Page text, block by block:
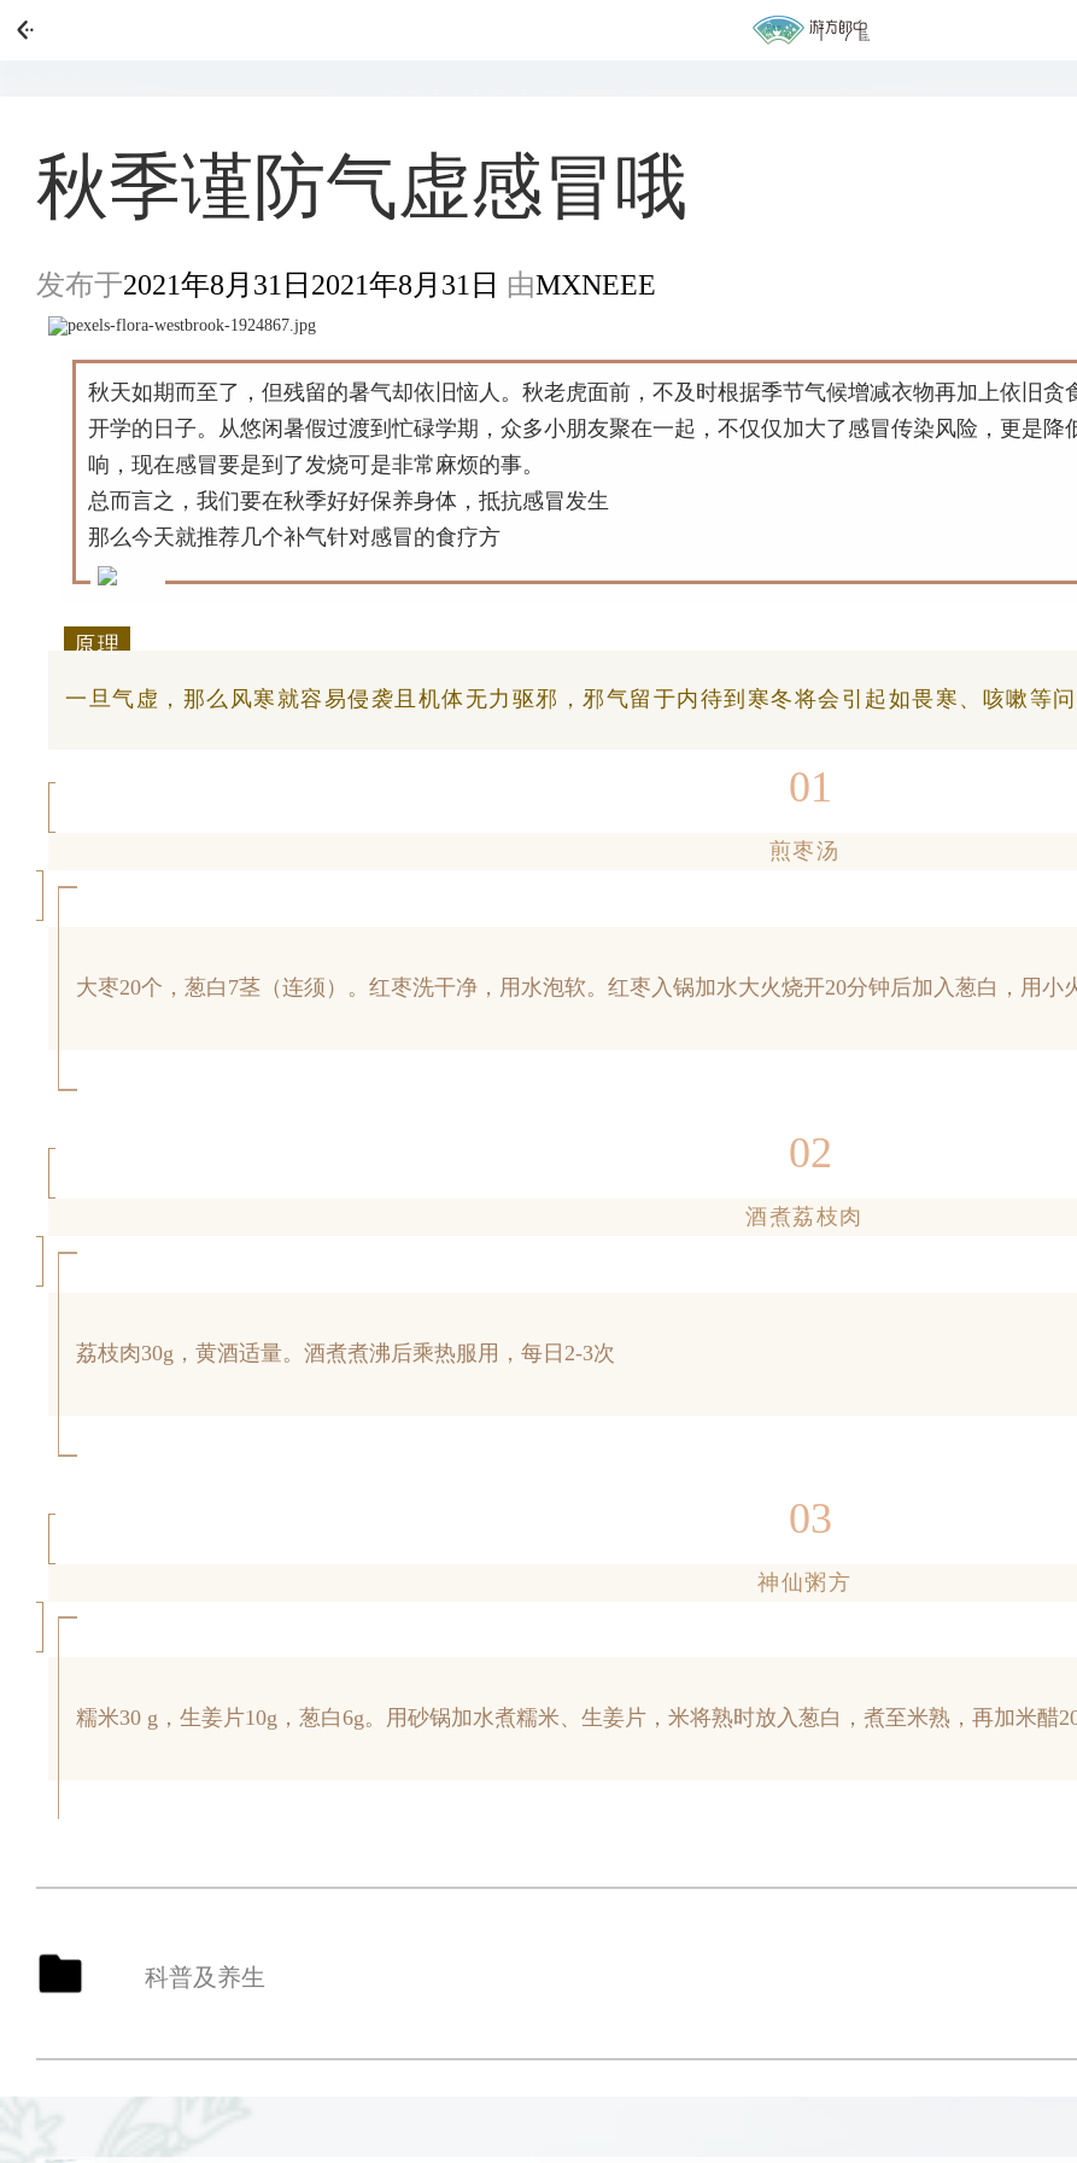
秋季谨防气虚感冒哦
发布于2021年8月31日 2021年8月31日 由MXNEEE
秋天如期而至了，但残留的暑气却依旧恼人。秋老虎面前，不及时根据季节气候增减衣物再加上依旧贪
开学的日子。从悠闲暑假过渡到忙碌学期，众多小朋友聚在一起，不仅仅加大了感冒传染风险，更是降
响，现在感冒要是到了发烧可是非常麻烦的事。
总而言之，我们要在秋季好好保养身体，抵抗感冒发生
那么今天就推荐几个补气针对感冒的食疗方
原理
一旦气虚，那么风寒就容易侵袭且机体无力驱邪，邪气留于内待到寒冬将会引起如畏寒、咳嗽等
01
煎枣汤
大枣20个，葱白7茎（连须）。红枣洗干净，用水泡软。红枣入锅加水大火烧开20分钟后加入葱白，用
02
酒煮荔枝肉
荔枝肉30g，黄酒适量。酒煮煮沸后乘热服用，每日2-3次
03
神仙粥方
糯米30 g，生姜片10g，葱白6g。用砂锅加水煮糯米、生姜片，米将熟时放入葱白，煮至米熟，再加米醋
科普及养生